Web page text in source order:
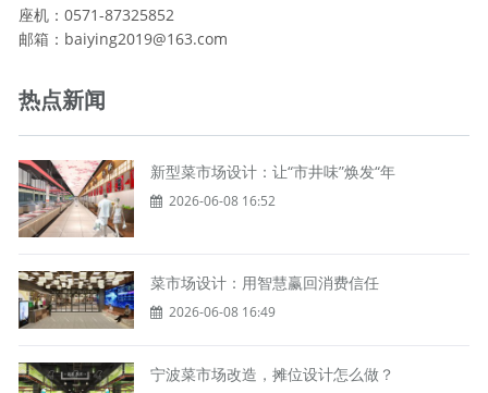
座机：0571-87325852
邮箱：baiying2019@163.com
热点新闻
新型菜市场设计：让“市井味”焕发“年
2026-06-08 16:52
菜市场设计：用智慧赢回消费信任
2026-06-08 16:49
宁波菜市场改造，摊位设计怎么做？